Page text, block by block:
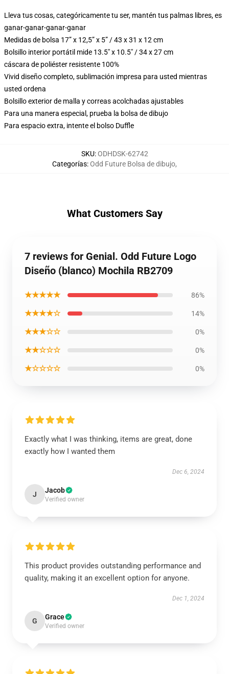
Lleva tus cosas, categóricamente tu ser, mantén tus palmas libres, es
ganar-ganar-ganar-ganar
Medidas de bolsa 17” x 12,5” x 5” / 43 x 31 x 12 cm
Bolsillo interior portátil mide 13.5" x 10.5" / 34 x 27 cm
cáscara de poliéster resistente 100%
Vivid diseño completo, sublimación impresa para usted mientras
usted ordena
Bolsillo exterior de malla y correas acolchadas ajustables
Para una manera especial, prueba la bolsa de dibujo
Para espacio extra, intente el bolso Duffle
SKU:ODHDSK-62742
Categorías:Odd Future Bolsa de dibujo,
What Customers Say
7 reviews for Genial. Odd Future Logo
Diseño (blanco) Mochila RB2709
★★★★★ 86%
★★★★☆ 14%
★★★☆☆ 0%
★★☆☆☆ 0%
★☆☆☆☆ 0%
Exactly what I was thinking, items are great, done
exactly how I wanted them
Dec 6, 2024
J Jacob
Verified owner
This product provides outstanding performance and
quality, making it an excellent option for anyone.
Dec 1, 2024
G Grace
Verified owner